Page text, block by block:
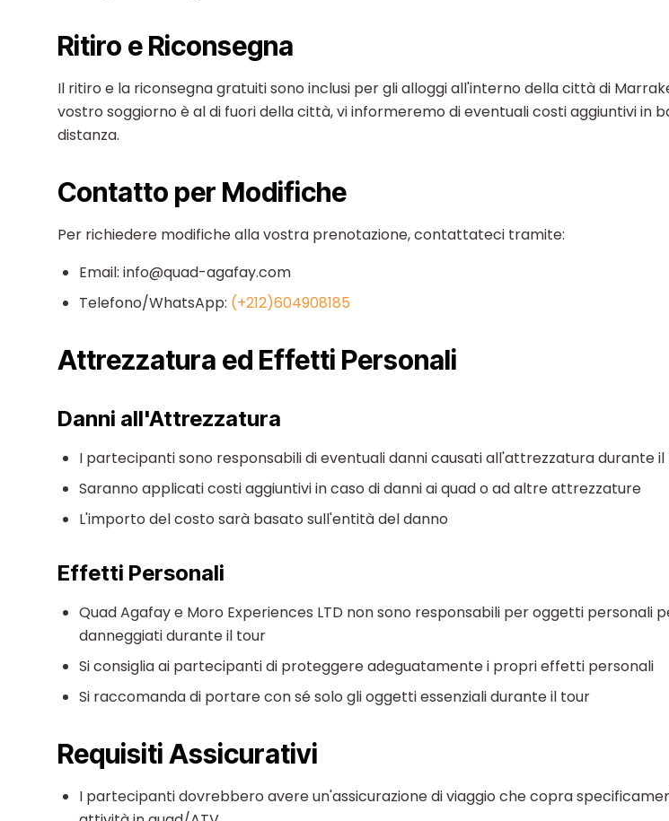
Ritiro e Riconsegna
Il ritiro e la riconsegna gratuiti sono inclusi per gli alloggi all'interno della città di
vostro soggiorno è al di fuori della città, vi informeremo di eventuali costi aggiuntivi in
distanza.
Contatto per Modifiche
Per richiedere modifiche alla vostra prenotazione, contattateci tramite:
Email: info@quad-agafay.com
Telefono/WhatsApp: (+212)604908185
Attrezzatura ed Effetti Personali
Danni all'Attrezzatura
I partecipanti sono responsabili di eventuali danni causati all'attrezzatura durante
Saranno applicati costi aggiuntivi in caso di danni ai quad o ad altre attrezzature
L'importo del costo sarà basato sull'entità del danno
Effetti Personali
Quad Agafay e Moro Experiences LTD non sono responsabili per oggetti personali
danneggiati durante il tour
Si consiglia ai partecipanti di proteggere adeguatamente i propri effetti personali
Si raccomanda di portare con sé solo gli oggetti essenziali durante il tour
Requisiti Assicurativi
I partecipanti dovrebbero avere un'assicurazione di viaggio che copra